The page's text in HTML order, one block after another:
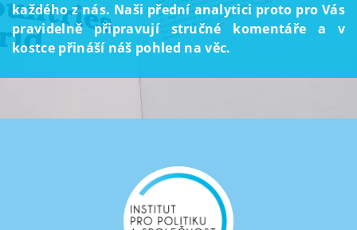
každého z nás. Naši přední analytici proto pro Vás
pravidelně připravují stručné komentáře a v
kostce přináší náš pohled na věc.